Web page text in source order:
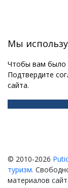
Мы
Чтобы вам было
Подтвердите
сайта.
© 2010-2026
туризм.
материалов